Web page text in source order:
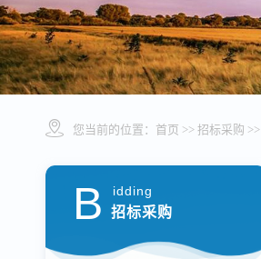
您当前的位置： 首页 >> 招标采购 >>
B idding
招标采购